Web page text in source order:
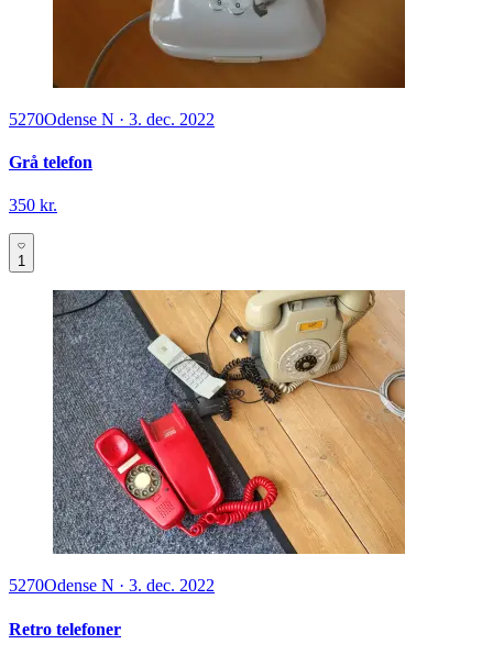
5270Odense N · 3. dec. 2022
Grå telefon
350 kr.
1
5270Odense N · 3. dec. 2022
Retro telefoner